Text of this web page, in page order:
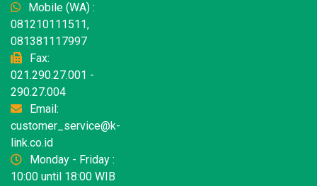
Mobile (WA) :
081210111511,
081381117997
Fax:
021.290.27.001 -
290.27.004
Email:
customer_service@k-
link.co.id
Monday - Friday :
10:00 until 18:00 WIB